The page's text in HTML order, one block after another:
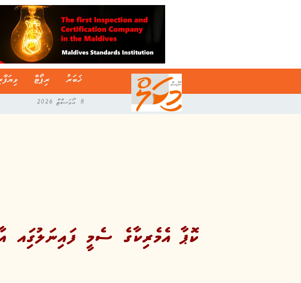
ޚަބަރު ރިޕޯޓް
8 އޯގަސްޓް 2026
ކޮޕާ އެމެރިކާގެ ސެމީ ފައިނަލުގަިއ